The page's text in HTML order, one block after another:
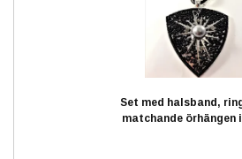
Set med halsband,
matchande örhängen